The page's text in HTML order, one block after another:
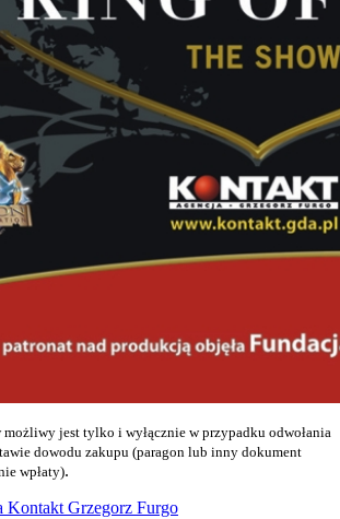
jest tylko i wyłącznie w przypadku odwołania
dowodu zakupu (paragon lub inny dokument
wpłaty).
Kontakt Grzegorz Furgo